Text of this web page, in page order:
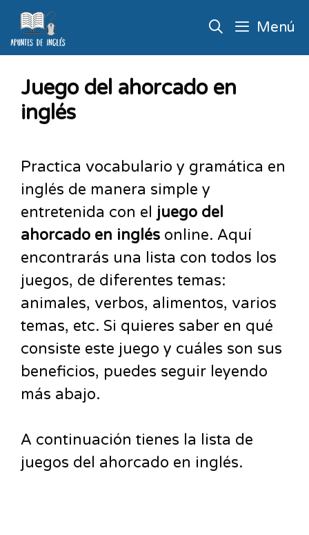
Menú
Juego del ahorcado en
inglés
Practica vocabulario y gramática en
inglés de manera simple y
entretenida con el juego del
ahorcado en inglés online. Aquí
encontrarás una lista con todos los
juegos, de diferentes temas:
animales, verbos, alimentos, varios
temas, etc. Si quieres saber en qué
consiste este juego y cuáles son sus
beneficios, puedes seguir leyendo
más abajo.
A continuación tienes la lista de
juegos del ahorcado en inglés.